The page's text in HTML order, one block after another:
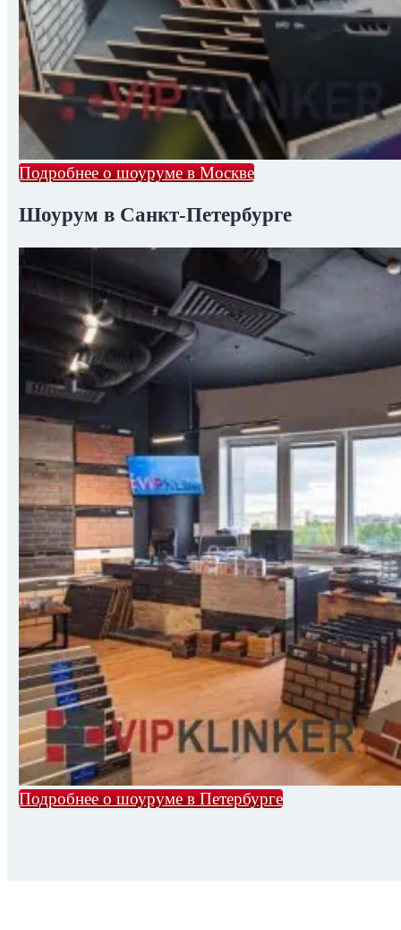
Подробнее о шоуруме в Москве
Шоурум в Санкт-Петербурге
Подробнее о шоуруме в Петербурге